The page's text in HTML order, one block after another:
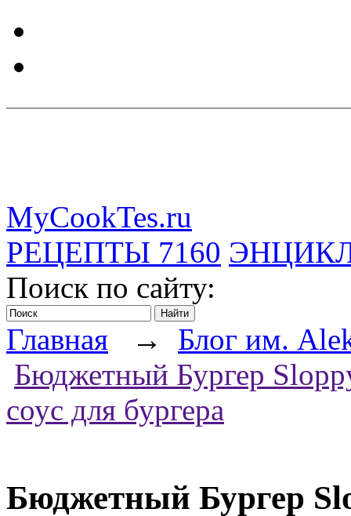
MyCookTes.ru
РЕЦЕПТЫ 7160
Поиск по сайту:
Главная → Блог им.
Бюджетный Бургер
соус для бургера
Бюджетный Бургер